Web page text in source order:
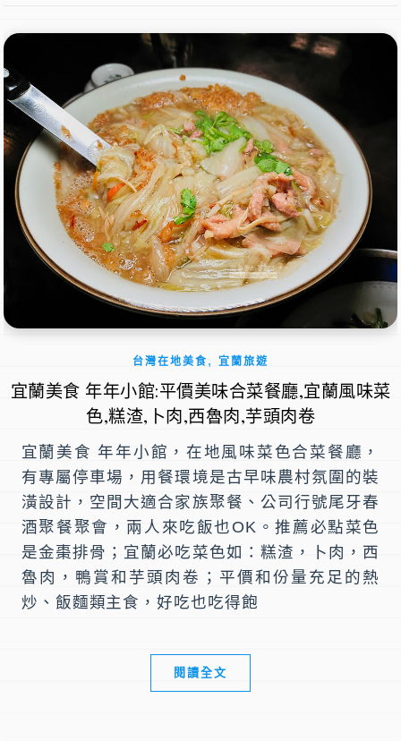
台灣在地美食 , 宜蘭旅遊
宜蘭美食 年年小館:平價美味合菜餐廳,宜蘭風味菜
色,糕渣,卜肉,西魯肉,芋頭肉卷
宜蘭美食 年年小館，在地風味菜色合菜餐廳，
有專屬停車場，用餐環境是古早味農村氛圍的裝
潢設計，空間大適合家族聚餐、公司行號尾牙春
酒聚餐聚會，兩人來吃飯也OK。推薦必點菜色
是金棗排骨；宜蘭必吃菜色如：糕渣，卜肉，西
魯肉，鴨賞和芋頭肉卷；平價和份量充足的熱
炒、飯麵類主食，好吃也吃得飽
閱讀全文